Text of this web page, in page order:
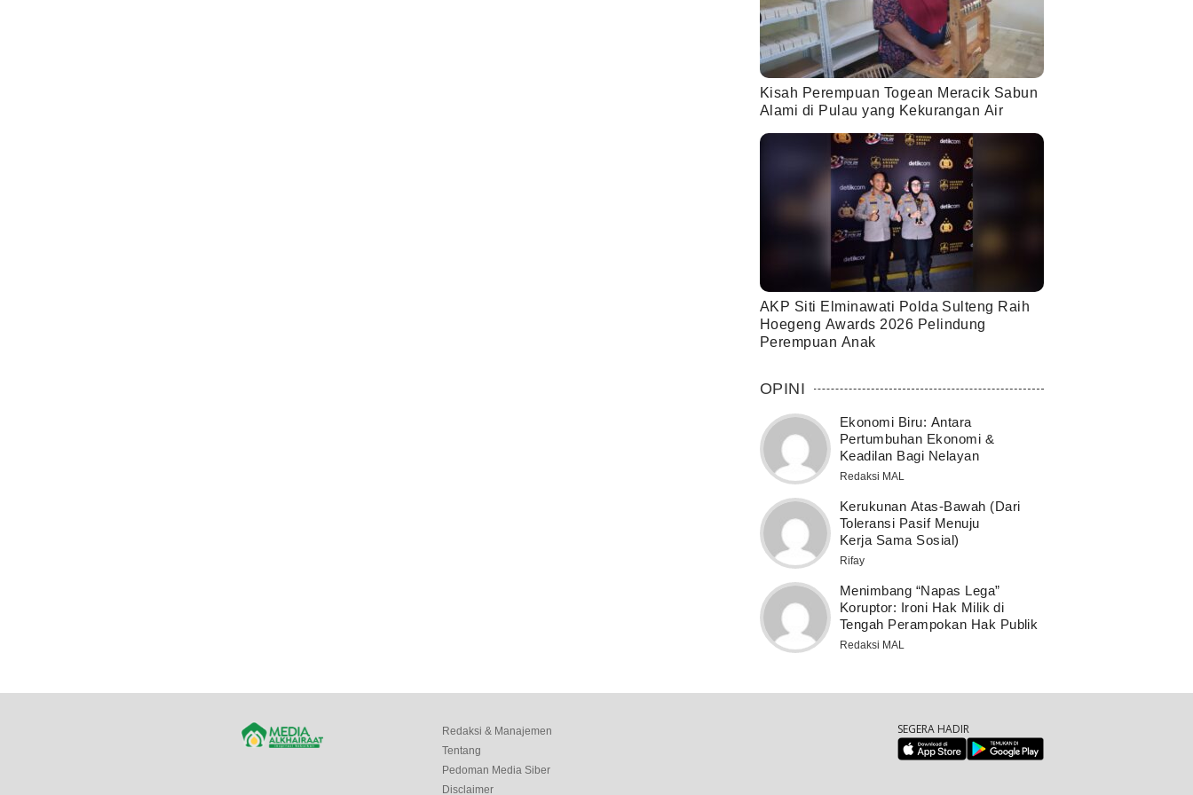
Kisah Perempuan Togean Meracik Sabun
Alami di Pulau yang Kekurangan Air
AKP Siti Elminawati Polda Sulteng Raih
Hoegeng Awards 2026 Pelindung
Perempuan Anak
OPINI
Ekonomi Biru: Antara
Pertumbuhan Ekonomi &
Keadilan Bagi Nelayan
Redaksi MAL
Kerukunan Atas-Bawah (Dari
Toleransi Pasif Menuju
Kerja Sama Sosial)
Rifay
Menimbang “Napas Lega”
Koruptor: Ironi Hak Milik di
Tengah Perampokan Hak Publik
Redaksi MAL
Redaksi & Manajemen
Tentang
Pedoman Media Siber
Disclaimer
SEGERA HADIR